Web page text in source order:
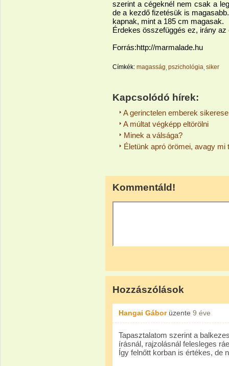
szerint a cégeknél nem csak a
de a kezdő fizetésük is
kapnak, mint a 185 cm magasak.
Érdekes összefüggés ez, irány
Forrás:http://marmalade.hu
Címkék: magasság pszichológia siker
Kapcsolódó hírek:
A gerinctelen emberek
A múltat végképp eltörölni
Minek a válsága?
Életünk apró örömei, avagy
Kommentáld!
Hozzászólások
Hangai Gáborüzente 9 éve
Tapasztalatom szerint a
írásnál, rajzolásnál felesleges
Így felnőtt korban is értékes, de